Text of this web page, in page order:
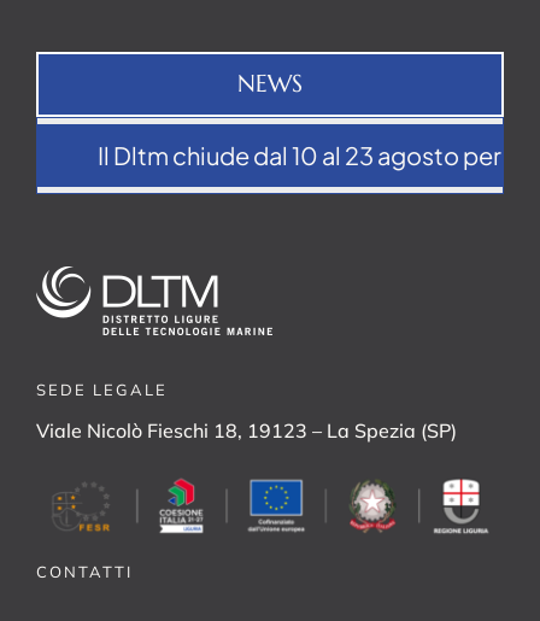
NEWS
Il Dltm chiude dal 10 al 23 agosto per la
SEDE LEGALE
Viale Nicolò Fieschi 18, 19123 – La Spezia (SP)
CONTATTI